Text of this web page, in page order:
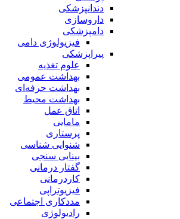
دندانپزشکی
داروسازی
دامپزشکی
فیزیولوژی دامی
پیراپزشکی
علوم تغذیه
بهداشت عمومی
بهداشت حرفه‌ای
بهداشت محیط
اتاق عمل
مامایی
پرستاری
شنوایی شناسی
بینایی سنجی
گفتار درمانی
کاردرمانی
فیزیوتراپی
مددکاری اجتماعی
رادیولوژی